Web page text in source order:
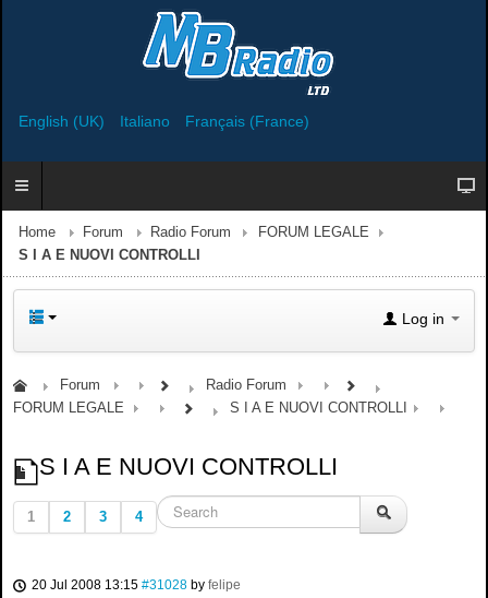
English (UK) Italiano Français (France)
Home Forum Radio Forum
FORUM LEGALE
S I A E NUOVI CONTROLLI
Log in
Forum
Radio Forum
FORUM LEGALE
S I A E NUOVI CONTROLLI
S I A E NUOVI CONTROLLI
1 2 3 4
20 Jul 2008 13:15 #31028 by felipe